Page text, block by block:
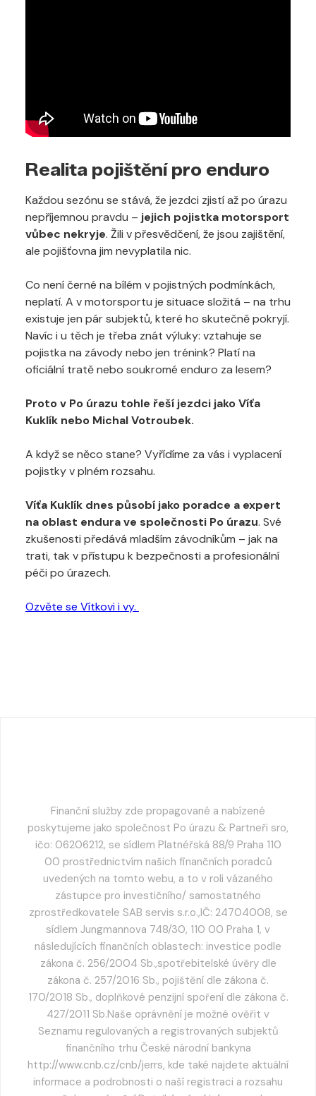
Realita pojištění pro enduro
Každou sezónu se stává, že jezdci zjistí až po úrazu
nepříjemnou pravdu – jejich pojistka motorsport
vůbec nekryje. Žili v přesvědčení, že jsou zajištění,
ale pojišťovna jim nevyplatila nic.
Co není černé na bílém v pojistných podmínkách,
neplatí. A v motorsportu je situace složitá – na trhu
existuje jen pár subjektů, které ho skutečně pokryjí.
Navíc i u těch je třeba znát výluky: vztahuje se
pojistka na závody nebo jen trénink? Platí na
oficiální tratě nebo soukromé enduro za lesem?
Proto v Po úrazu tohle řeší jezdci jako Víťa
Kuklík nebo Michal Votroubek.
A když se něco stane? Vyřídíme za vás i vyplacení
pojistky v plném rozsahu.
Víťa Kuklík dnes působí jako poradce a expert
na oblast endura ve společnosti Po úrazu. Své
zkušenosti předává mladším závodníkům – jak na
trati, tak v přístupu k bezpečnosti a profesionální
péči po úrazech.
Ozvěte se Vítkovi i vy.
Finanční služby zde propagované a nabízené
poskytujeme jako společnost Po úrazu & Partneři sro,
ičo: 06206212, se sídlem Platnéřská 88/9 Praha 110
00 prostřednictvím našich finančních poradců
uvedených na tomto webu, a to v roli vázaného
zástupce pro investičního/ samostatného
zprostředkovatele SAB servis s.r.o.,IČ: 24704008, se
sídlem Jungmannova 748/30, 110 00 Praha 1, v
následujících finančních oblastech: investice podle
zákona č. 256/2004 Sb.,spotřebitelské úvěry dle
zákona č. 257/2016 Sb., pojištění dle zákona č.
170/2018 Sb., doplňkové penzijní spoření dle zákona č.
427/2011 Sb.Naše oprávnění je možné ověřit v
Seznamu regulovaných a registrovaných subjektů
finančního trhu České národní bankyna
http://www.cnb.cz/cnb/jerrs, kde také najdete aktuální
informace a podrobnosti o naší registraci a rozsahu